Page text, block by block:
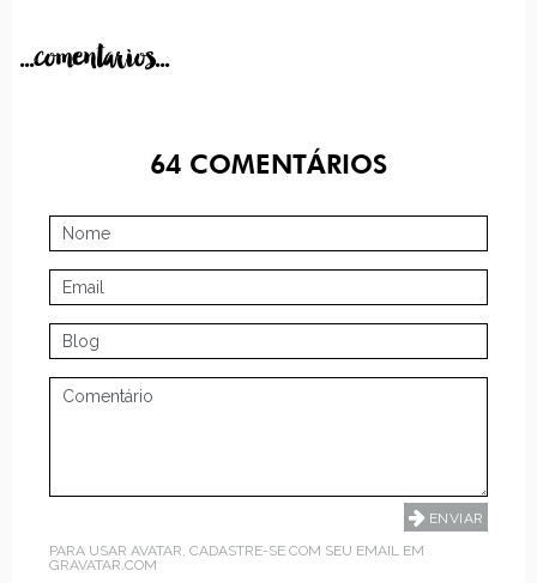
...comentarios...
64 COMENTÁRIOS
PARA USAR AVATAR, CADASTRE-SE COM SEU EMAIL EM
GRAVATAR.COM